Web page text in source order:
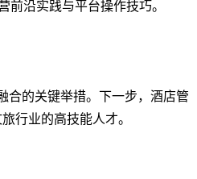
沿实践与平台操作技巧。
合的关键举措。下一步，酒店管
行业的高技能人才。